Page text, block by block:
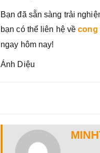
Bạn đã sẵn sàng trải
bạn có thể liên hệ về cong
ngay hôm nay!
Ánh Diệu